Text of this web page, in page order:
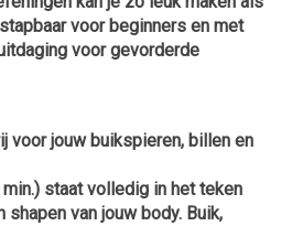
voor beginners en met
voor gevorderde
voor jouw buikspieren, billen en
staat volledig in het teken
shapen van jouw body. Buik,